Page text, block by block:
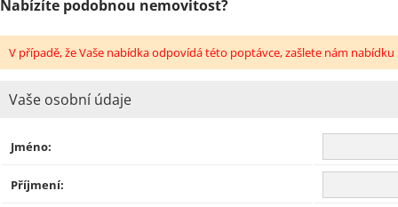
Nabízíte podobnou nemovitost?
V případě, že Vaše nabídka odpovídá této poptávce, zašlete nám
Vaše osobní údaje
Jméno:
Příjmení: